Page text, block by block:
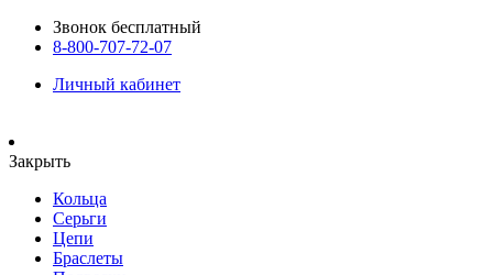
Звонок бесплатный
8-800-707-72-07
Личный кабинет
Закрыть
Кольца
Серьги
Цепи
Браслеты